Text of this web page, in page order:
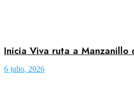
Inicia Viva ruta a Manzanillo
6 julio, 2026